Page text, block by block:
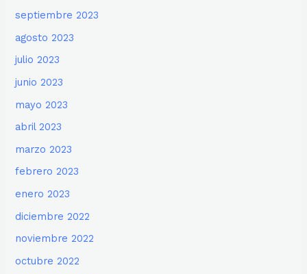
septiembre 2023
agosto 2023
julio 2023
junio 2023
mayo 2023
abril 2023
marzo 2023
febrero 2023
enero 2023
diciembre 2022
noviembre 2022
octubre 2022